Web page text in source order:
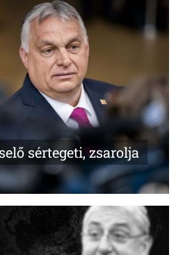
sértegeti, zsarolja